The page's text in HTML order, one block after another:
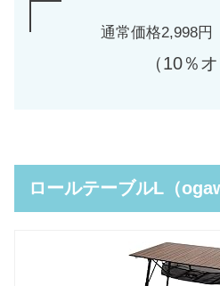
通常価格2,998円
（10％オ
ロールテーブルL（